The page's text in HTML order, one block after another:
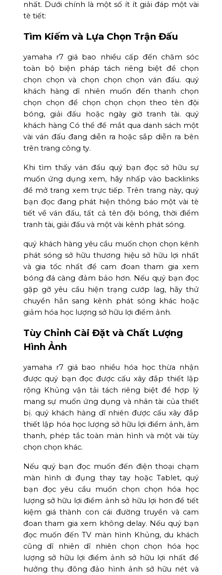
nhất. Dưới chính là một số ít ít giải đáp một vài
tè tiết:
Tìm Kiếm và Lựa Chọn Trận Đấu
yamaha r7 giá bao nhiều cấp đến chăm sóc
toàn bộ biện pháp tách riêng biệt để chọn
chọn chọn và chọn chọn chọn ván đấu. quý
khách hàng dĩ nhiên muốn đến thanh chọn
chọn chọn để chọn chọn chọn theo tên đội
bóng, giải đấu hoặc ngày giờ tranh tài. quý
khách hàng Có thể để mắt qua danh sách một
vài ván đấu đang diễn ra hoặc sắp diễn ra bên
trên trang công ty.
Khi tìm thấy ván đấu quý bạn đọc sở hữu sự
muốn ứng dụng xem, hãy nhấp vào backlinks
để mở trang xem trực tiếp. Trên trang này, quý
bạn đọc đang phát hiện thông báo một vài tè
tiết về ván đấu, tất cả tên đội bóng, thời điểm
tranh tài, giải đấu và một vài kênh phát sóng.
quý khách hàng yêu cầu muốn chọn chọn kênh
phát sóng sở hữu thương hiệu sở hữu lợi nhất
và gia tốc nhất để cam đoan tham gia xem
bóng đá càng đảm bảo hơn. Nếu quý bạn đọc
gặp gỡ yêu cầu hiện trạng cướp lag, hãy thử
chuyển hẳn sang kênh phát sóng khác hoặc
giảm hóa học lượng sở hữu lợi điểm ảnh.
Tùy Chỉnh Cài Đặt và Chất Lượng
Hình Ảnh
yamaha r7 giá bao nhiều hóa học thừa nhận
được quý bạn đọc được cấu xây đắp thiết lập
rộng Khủng vận tải tách riêng biệt để hợp lý
mang sự muốn ứng dụng và nhân tài của thiết
bị. quý khách hàng dĩ nhiên được cấu xây đắp
thiết lập hóa học lượng sở hữu lợi điểm ảnh, âm
thanh, phép tắc toàn màn hình và một vài tùy
chọn chọn khác.
Nếu quý bạn đọc muốn đến điện thoại chạm
màn hình di đụng thay tay hoặc Tablet, quý
bạn đọc yêu cầu muốn chọn chọn hóa học
lượng sở hữu lợi điểm ảnh sở hữu lợi hơn để tiết
kiệm giá thành con cái đường truyền và cam
đoan tham gia xem không delay. Nếu quý bạn
đọc muốn đến TV màn hình Khủng, du khách
cũng dĩ nhiên dĩ nhiên chọn chọn hóa học
lượng sở hữu lợi điểm ảnh sở hữu lợi nhất để
hưởng thụ đông đảo hình ảnh sở hữu nét và